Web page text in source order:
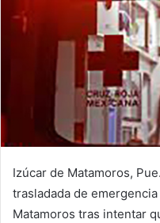
Izúcar de Matamoros,
trasladada de
Matamoros tras intentar